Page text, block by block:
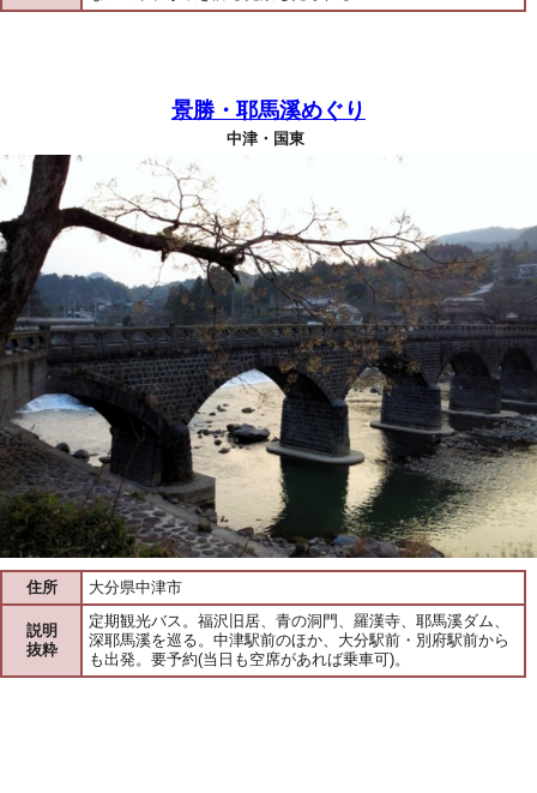
景勝・耶馬溪めぐり
中津・国東
住所 大分県中津市
説明
抜粋
定期観光バス。福沢旧居、青の洞門、羅漢寺、耶馬溪ダム、
深耶馬溪を巡る。中津駅前のほか、大分駅前・別府駅前から
も出発。要予約(当日も空席があれば乗車可)。